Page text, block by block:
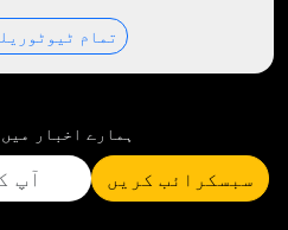
تمام
ہمارے اخبار
سبسکرائب کریں